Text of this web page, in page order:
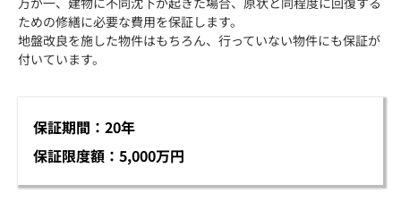
ための修繕に必要な費用を保証します。
地盤改良を施した物件はもちろん、行っていない物件にも保証が
付いています。
保証期間：20年
保証限度額：5,000万円